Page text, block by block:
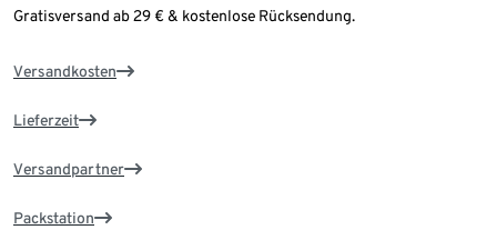
Gratisversand ab 29 € & kostenlose Rücksendung.
Versandkosten
Lieferzeit
Versandpartner
Packstation